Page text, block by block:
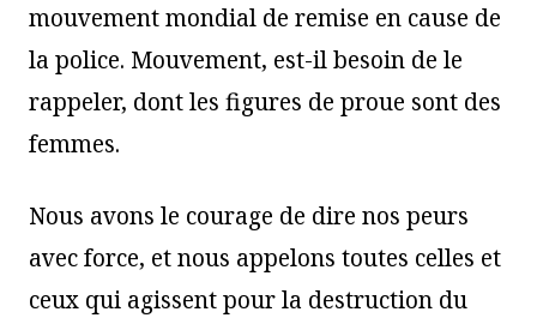
mouvement mondial de remise en cause de
la police. Mouvement, est-il besoin de le
rappeler, dont les figures de proue sont des
femmes.
Nous avons le courage de dire nos peurs
avec force, et nous appelons toutes celles et
ceux qui agissent pour la destruction du